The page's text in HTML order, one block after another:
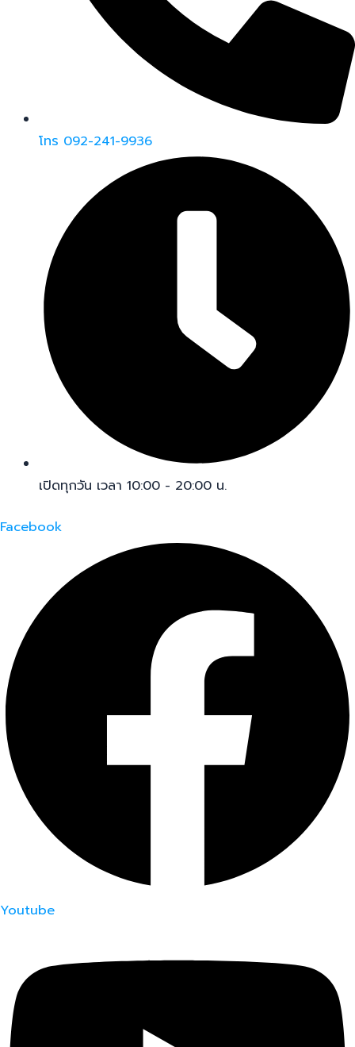
โทร 092-241-9936
เปิดทุกวัน เวลา 10:00 - 20:00 น.
Facebook
Youtube